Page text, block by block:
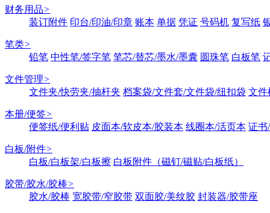
财务用品>
装订附件 印台/印油/印章 账本 单据 凭证 号码机 复写纸
笔类>
铅笔 中性笔/签字笔 笔芯/替芯/墨水/墨囊 圆珠笔 白板笔
文件管理>
文件夹/快劳夹/抽杆夹 档案袋/文件套/文件袋/纽扣袋 文件
本册/便签>
便签纸/便利贴 皮面本/软皮本/胶装本 线圈本/活页本 证书
白板/附件>
白板/白板架/白板擦 白板附件（磁钉/磁贴/白板纸）
胶带/胶水/胶棒>
胶水/胶棒 宽胶带/窄胶带 双面胶/美纹胶 封装器/胶带座